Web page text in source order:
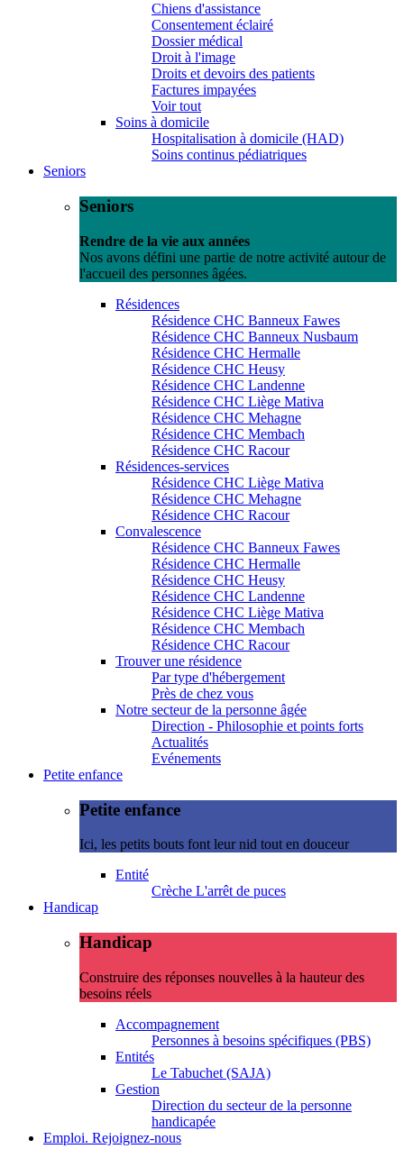
Chiens d'assistance
Consentement éclairé
Dossier médical
Droit à l'image
Droits et devoirs des patients
Factures impayées
Voir tout
Soins à domicile
Hospitalisation à domicile (HAD)
Soins continus pédiatriques
Seniors
Seniors
Rendre de la vie aux années
Nos avons défini une partie de notre activité autour de
l'accueil des personnes âgées.
Résidences
Résidence CHC Banneux Fawes
Résidence CHC Banneux Nusbaum
Résidence CHC Hermalle
Résidence CHC Heusy
Résidence CHC Landenne
Résidence CHC Liège Mativa
Résidence CHC Mehagne
Résidence CHC Membach
Résidence CHC Racour
Résidences-services
Résidence CHC Liège Mativa
Résidence CHC Mehagne
Résidence CHC Racour
Convalescence
Résidence CHC Banneux Fawes
Résidence CHC Hermalle
Résidence CHC Heusy
Résidence CHC Landenne
Résidence CHC Liège Mativa
Résidence CHC Membach
Résidence CHC Racour
Trouver une résidence
Par type d'hébergement
Près de chez vous
Notre secteur de la personne âgée
Direction - Philosophie et points forts
Actualités
Evénements
Petite enfance
Petite enfance
Ici, les petits bouts font leur nid tout en douceur
Entité
Crèche L'arrêt de puces
Handicap
Handicap
Construire des réponses nouvelles à la hauteur des
besoins réels
Accompagnement
Personnes à besoins spécifiques (PBS)
Entités
Le Tabuchet (SAJA)
Gestion
Direction du secteur de la personne
handicapée
Emploi. Rejoignez-nous